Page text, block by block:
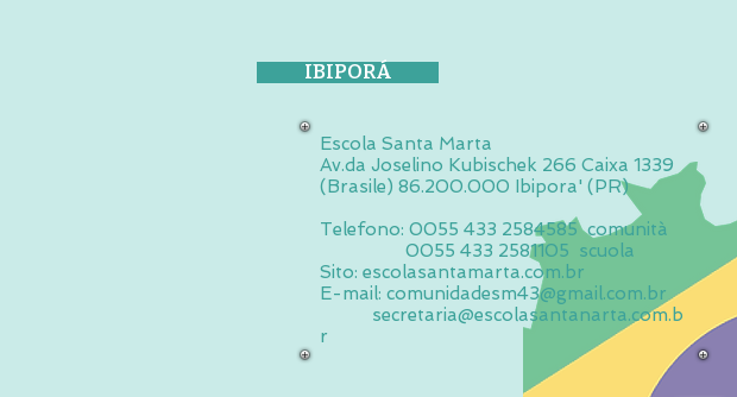
IBIPORÁ
Escola Santa Marta
Av.da Joselino Kubischek 266 Caixa 1339
(Brasile) 86.200.000 Ibipora' (PR)
Telefono: 0055 433 2584585 comunità
0055 433 2581105 scuola
Sito: escolasantamarta.com.br
E-mail: comunidadesm43@gmail.com.br
secretaria@escolasantanarta.com.b
r